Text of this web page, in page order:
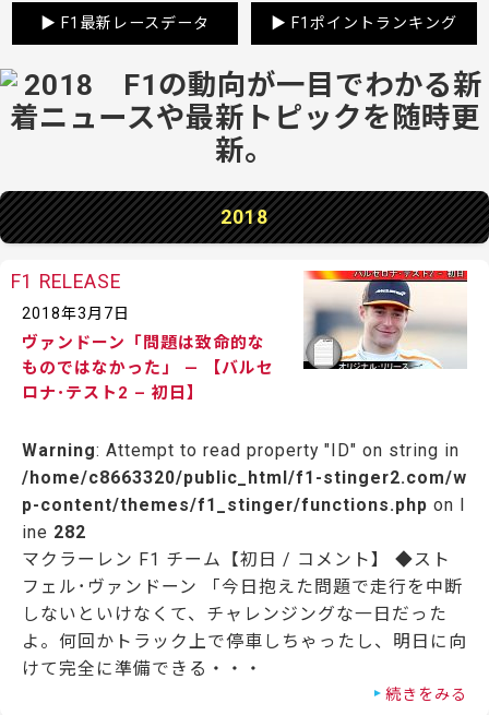
▶ F1最新レースデータ ▶ F1ポイントランキング
2018
F1 RELEASE
2018年3月7日
ヴァンドーン「問題は致命的な
ものではなかった」 — 【バルセ
ロナ･テスト2 – 初日】
Warning: Attempt to read property "ID" on string in
/home/c8663320/public_html/f1-stinger2.com/w
p-content/themes/f1_stinger/functions.php on l
ine 282
マクラーレン F1 チーム【初日 / コメント】 ◆スト
フェル･ヴァンドーン 「今日抱えた問題で走行を中断
しないといけなくて、チャレンジングな一日だった
よ。何回かトラック上で停車しちゃったし、明日に向
けて完全に準備できる・・・
続きをみる